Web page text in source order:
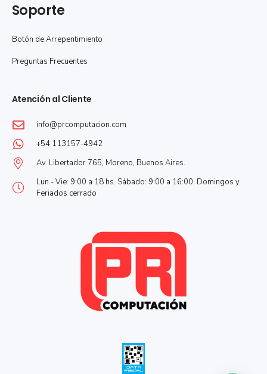
Soporte
Botón de Arrepentimiento
Preguntas Frecuentes
Atención al Cliente
info@prcomputacion.com
+54 113157-4942
Av. Libertador 765, Moreno, Buenos Aires.
Lun - Vie: 9:00 a 18 hs. Sábado: 9:00 a 16:00. Domingos y
Feriados cerrado